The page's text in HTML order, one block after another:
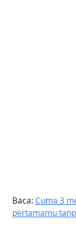
Baca:Cuma 3
pertamamu